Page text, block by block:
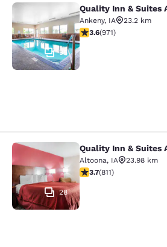
Quality Inn & Suites
35
Quality Inn & Suites
Ankeny, IA
23.2 km
classificação 3.64
3.6(971)
Quality Inn & Suites
28
Quality Inn & Suites
Altoona, IA
23.98 km
classificação 3.74
3.7(811)